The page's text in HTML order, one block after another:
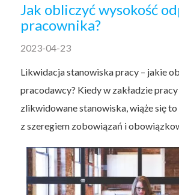
Jak obliczyć wysokość
pracownika?
2023-04-23
Likwidacja stanowiska pracy – jakie
pracodawcy? Kiedy w zakładzie
zlikwidowane stanowiska, wiąże się
z szeregiem zobowiązań i